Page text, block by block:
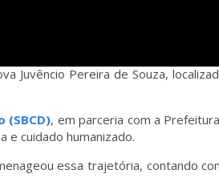
Juvêncio Pereira de Souza,
(SBCD), em parceria com a
e cuidado humanizado.
essa trajetória, contando